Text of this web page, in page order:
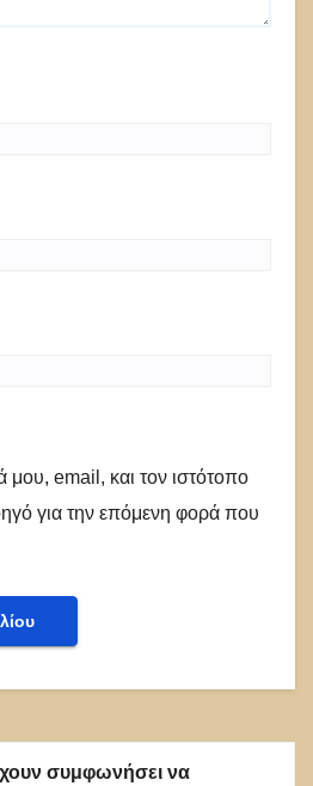
email, και τον ιστότοπο
για την επόμενη φορά που
συμφωνήσει να